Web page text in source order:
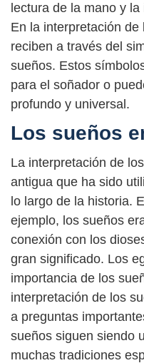
lectura de la mano y
En la interpretación
reciben a través del
sueños. Estos
para el soñador o
profundo y universal.
Los sueños
La interpretación de
antigua que ha sido
lo largo de la historia.
ejemplo, los sueños
conexión con los
gran significado. Los
importancia de los
interpretación de los
a preguntas
sueños siguen siendo
muchas tradiciones